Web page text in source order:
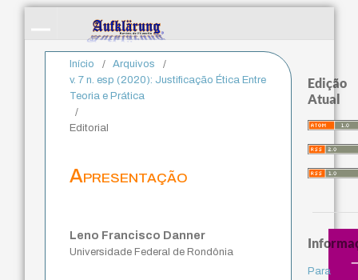
Início / Arquivos
/
v. 7 n. esp (2020): Justificação Ética Entre
Teoria e Prática
/
Editorial
Apresentação
Leno Francisco Danner
Universidade Federal de Rondônia
Edição
Atual
Para